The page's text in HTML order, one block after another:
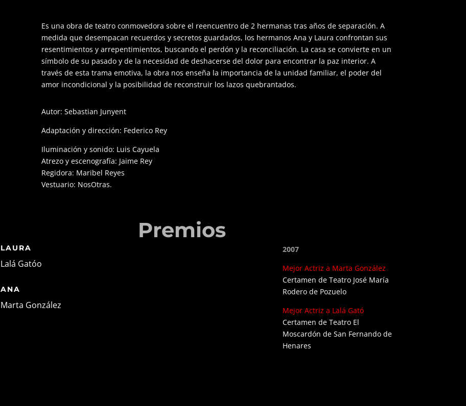
Es una obra de teatro conmovedora sobre el reencuentro de 2 hermanas tras años de separación. A
medida que desempacan recuerdos y secretos guardados, los hermanos Ana y Laura confrontan sus
resentimientos y arrepentimientos, buscando el perdón y la reconciliación. La casa se convierte en un
símbolo de su pasado y de la necesidad de deshacerse del dolor para encontrar la paz interior. A
través de esta trama emotiva, la obra nos enseña la importancia de la unidad familiar, el poder del
amor incondicional y la posibilidad de reconstruir los lazos quebrantados.
Autor: Sebastian Junyent
Adaptación y dirección: Federico Rey
Iluminación y sonido: Luis Cayuela
Atrezo y escenografía: Jaime Rey
Regidora: Maribel Reyes
Vestuario: NosOtras.
LAURA
Lalá Gatóo
ANA
Marta González
Premios
2007
Mejor Actriz a Marta González
Certamen de Teatro José María
Rodero de Pozuelo
Mejor Actriz a Lalá Gató
Certamen de Teatro El
Moscardón de San Fernando de
Henares